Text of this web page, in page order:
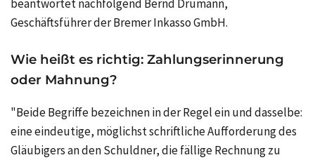
beantwortet nachfolgend Bernd Drumann,
Geschäftsführer der Bremer Inkasso GmbH.
Wie heißt es richtig: Zahlungserinnerung
oder Mahnung?
"Beide Begriffe bezeichnen in der Regel ein und dasselbe:
eine eindeutige, möglichst schriftliche Aufforderung des
Gläubigers an den Schuldner, die fällige Rechnung zu